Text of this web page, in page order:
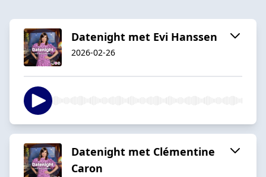
Datenight met Evi Hanssen
2026-02-26
Datenight met Clémentine
Caron